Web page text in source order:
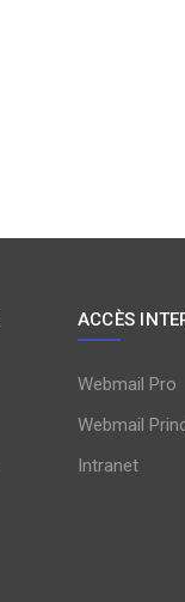
ACCÈS
Webmail Pro
Webmail
Intranet